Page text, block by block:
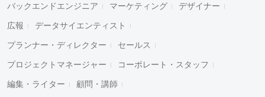
バックエンドエンジニア マーケティング デザイナー
広報 データサイエンティスト
プランナー・ディレクター セールス
プロジェクトマネージャー コーポレート・スタッフ
編集・ライター 顧問・講師